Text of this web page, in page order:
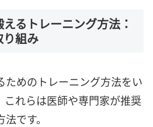
るトレーニング方法：
組み
ためのトレーニング方法をい
これらは医師や専門家が推奨
です。